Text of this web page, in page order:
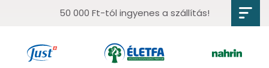
50 000 Ft-tól ingyenes a szállítás!